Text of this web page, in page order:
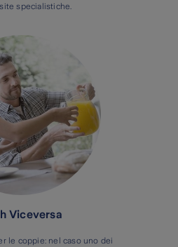
specialistiche.
Viceversa
le coppie: nel caso uno dei